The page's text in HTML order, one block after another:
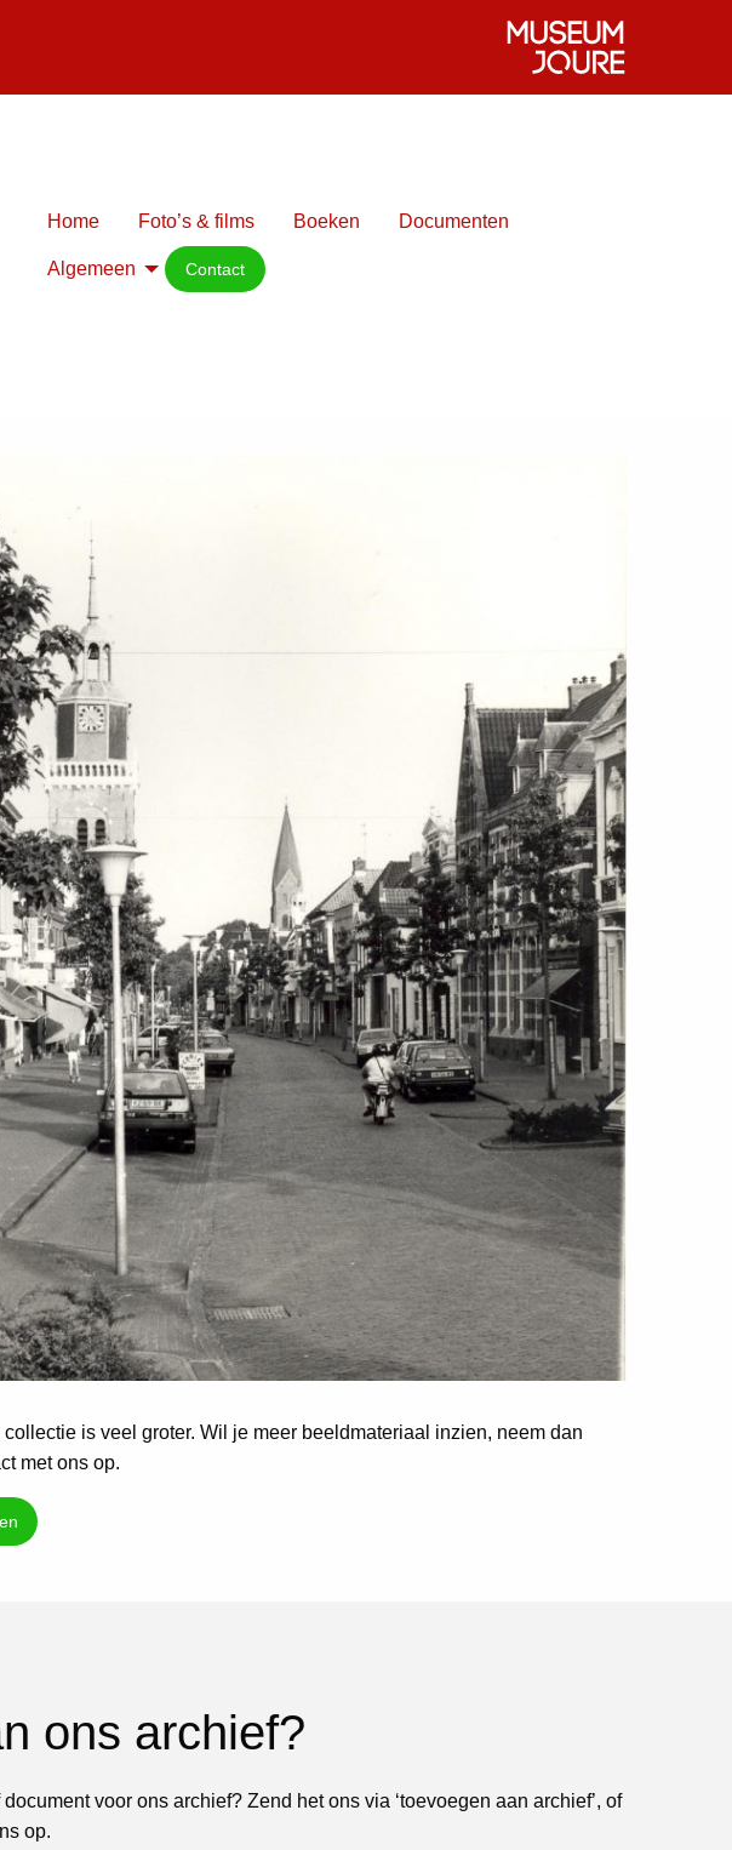
Home Foto’s & films Boeken Documenten
Algemeen Contact
collectie is veel groter. Wil je meer beeldmateriaal inzien, neem dan
met ons op.
ons archief?
voor ons archief? Zend het ons via ‘toevoegen aan archief’, of
op.